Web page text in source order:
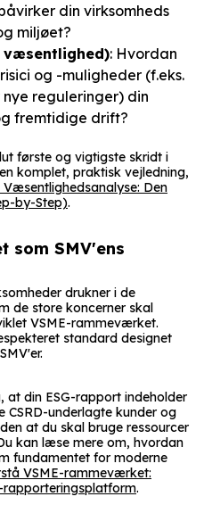
din virksomheds
miljøet?
væsentlighed): Hvordan
og -muligheder (f.eks.
reguleringer) din
fremtidige drift?
første og vigtigste skridt i
komplet, praktisk vejledning,
Den
by-Step).
som SMV'ens
drukner i de
de store koncerner skal
VSME-rammeværket.
standard designet
at din ESG-rapport indeholder
underlagte kunder og
at du skal bruge ressourcer
kan læse mere om, hvordan
fundamentet for moderne
VSME-rammeværket:
rapporteringsplatform.